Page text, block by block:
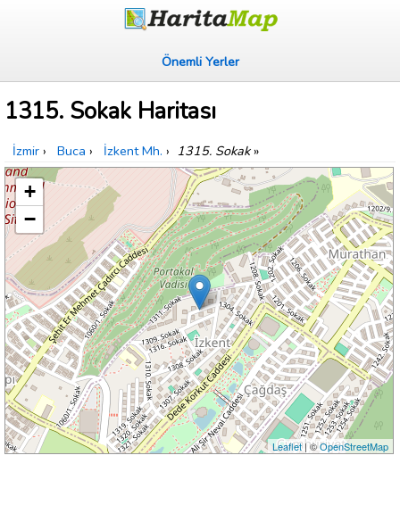
Önemli Yerler
1315. Sokak Haritası
İzmir › Buca › İzkent Mh. › 1315. Sokak»
+
−
Leaflet| ©OpenStreetMap